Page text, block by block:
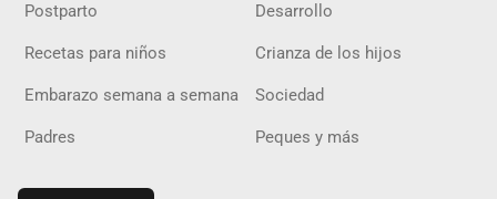
Postparto Desarrollo
Recetas para niños Crianza de los hijos
Embarazo semana a semana Sociedad
Padres Peques y más